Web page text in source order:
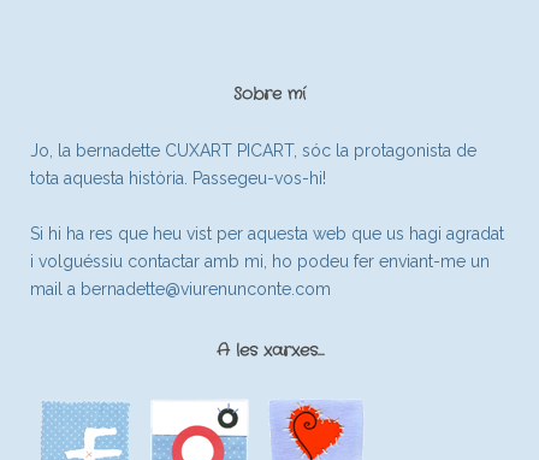
Sobre mí
Jo, la bernadette CUXART PICART, sóc la protagonista de
tota aquesta història. Passegeu-vos-hi!
Si hi ha res que heu vist per aquesta web que us hagi agradat
i volguéssiu contactar amb mi, ho podeu fer enviant-me un
mail a bernadette@viurenunconte.com
A les xarxes…